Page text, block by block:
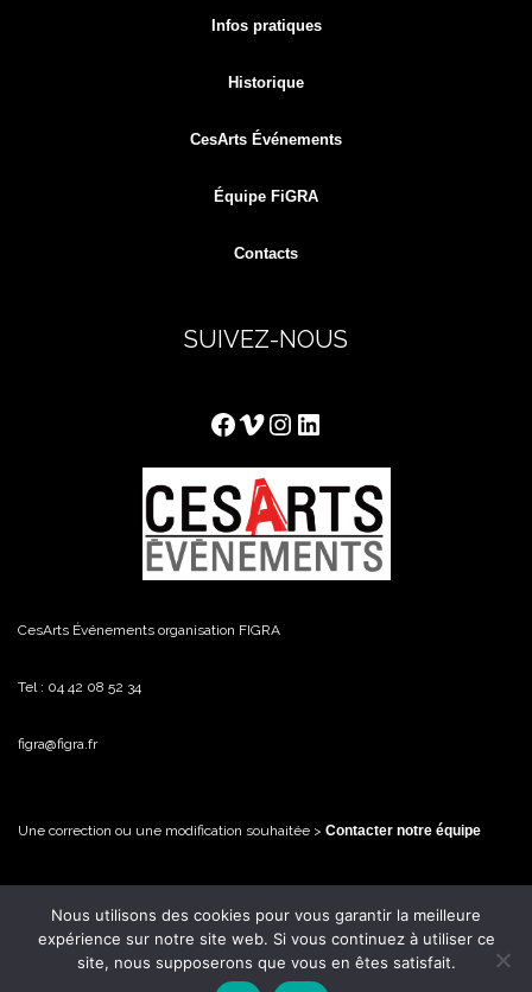
Infos pratiques
Historique
CesArts Événements
Équipe FiGRA
Contacts
SUIVEZ-NOUS
Facebook
Vimeo
Instagram
LinkedIn
CesArts Événements organisation FIGRA
Tel : 04 42 08 52 34
figra@figra.fr
Une correction ou une modification souhaitée > Contacter notre équipe
© FiGRA / CesArts Événements - 2026 Tous droits réservés
Nous utilisons des cookies pour vous garantir la meilleure
expérience sur notre site web. Si vous continuez à utiliser ce
site, nous supposerons que vous en êtes satisfait.